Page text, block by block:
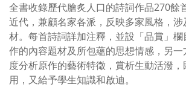
全書收錄歷代膾炙人口的詩詞作品270餘
近代，兼顧名家各派，反映多家風格，
材。每首詩詞詳加注釋，並設「品賞」
作的內容題材及所包蘊的思想情感，另
度分析原作的藝術特徵，賞析生動活潑
用，又給予學生知識和啟迪。